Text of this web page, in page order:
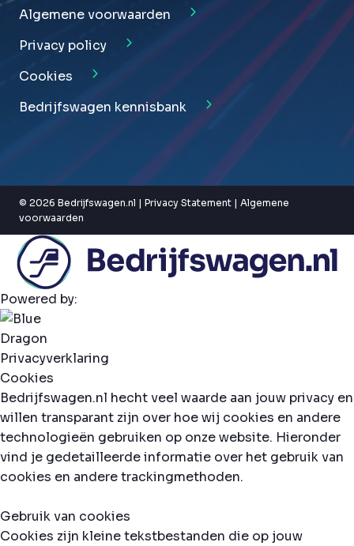
Algemene voorwaarden
Privacy policy
Cookies
Bedrijfswagen kennisbank
© 2026 Bedrijfswagen.nl | Privacy Statement | Algemene
voorwaarden
Powered by:
Privacyverklaring
Cookies
Bedrijfswagen.nl hecht veel waarde aan jouw privacy en
willen transparant zijn over hoe wij cookies en andere
technologieën gebruiken op onze website. Hieronder
vind je gedetailleerde informatie over het gebruik van
cookies en andere trackingmethoden.
Gebruik van cookies
Cookies zijn kleine tekstbestanden die op jouw